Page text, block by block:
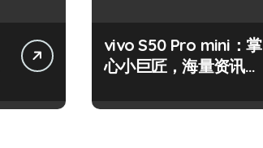
vivo S50 Pro mini：掌
心小巨匠，海量资讯一